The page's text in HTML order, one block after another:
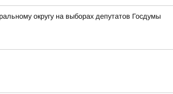
округу на выборах депутатов Госдумы